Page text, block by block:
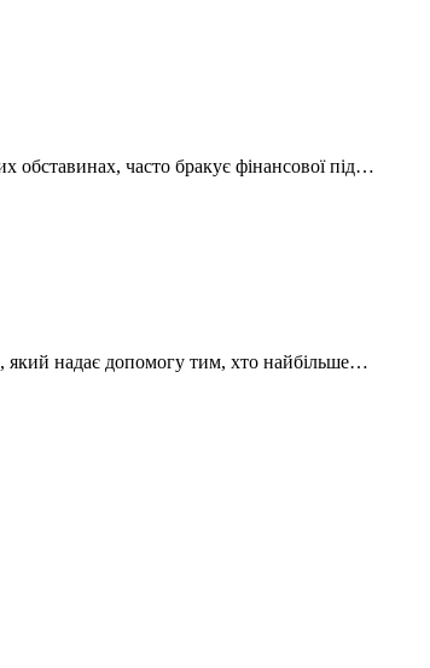
обставинах, часто бракує фінансової під…
який надає допомогу тим, хто найбільше…